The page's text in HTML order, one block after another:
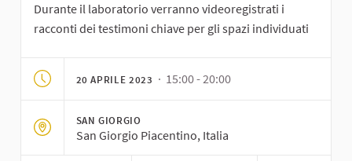
Durante il laboratorio verranno videoregistrati i
racconti dei testimoni chiave per gli spazi individuati
20 APRILE 2023 · 15:00 - 20:00
SAN GIORGIO
San Giorgio Piacentino, Italia